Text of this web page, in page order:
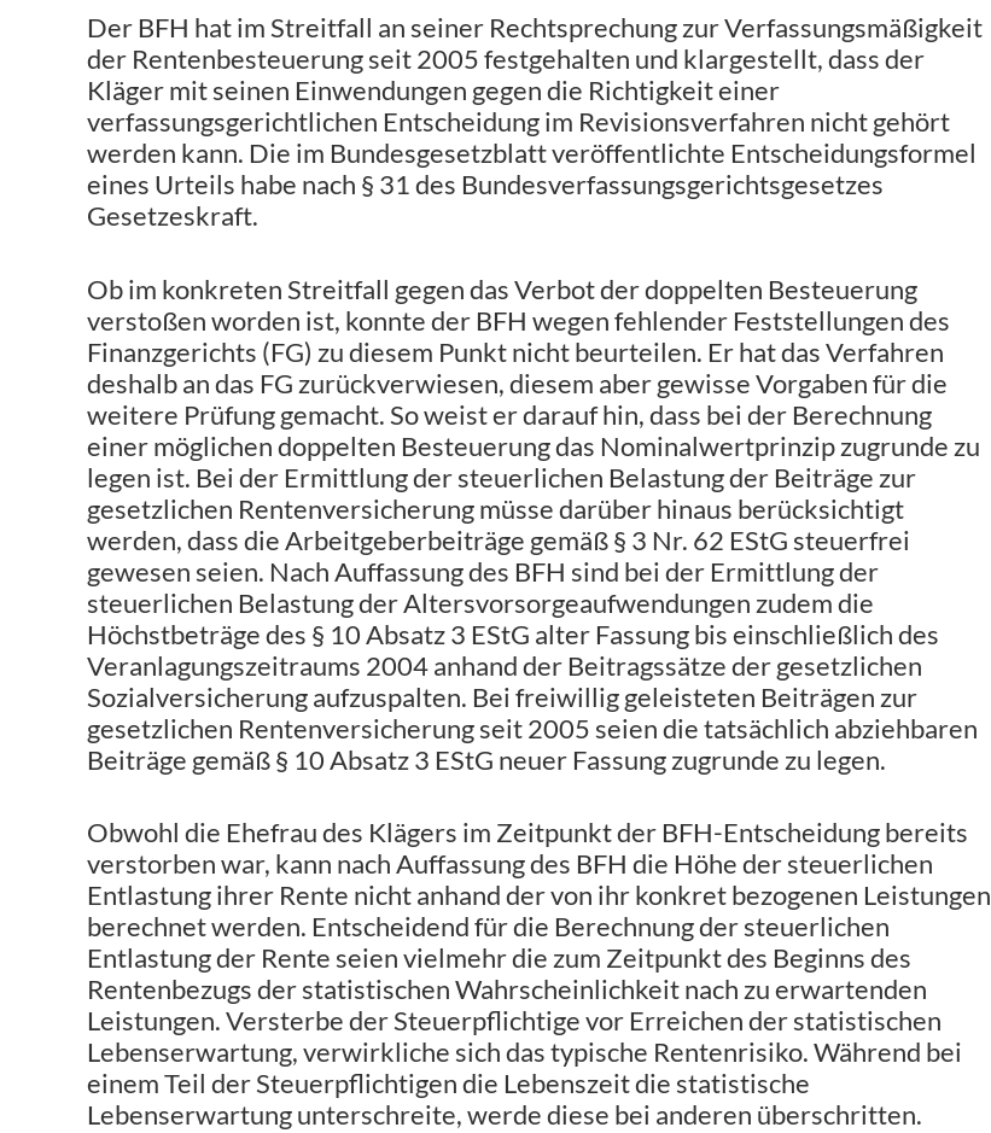
Der BFH hat im Streitfall an seiner Rechtsprechung zur Verfassungsmäßigkeit
der Rentenbesteuerung seit 2005 festgehalten und klargestellt, dass der
Kläger mit seinen Einwendungen gegen die Richtigkeit einer
verfassungsgerichtlichen Entscheidung im Revisionsverfahren nicht gehört
werden kann. Die im Bundesgesetzblatt veröffentlichte Entscheidungsformel
eines Urteils habe nach § 31 des Bundesverfassungsgerichtsgesetzes
Gesetzeskraft.
Ob im konkreten Streitfall gegen das Verbot der doppelten Besteuerung
verstoßen worden ist, konnte der BFH wegen fehlender Feststellungen des
Finanzgerichts (FG) zu diesem Punkt nicht beurteilen. Er hat das Verfahren
deshalb an das FG zurückverwiesen, diesem aber gewisse Vorgaben für die
weitere Prüfung gemacht. So weist er darauf hin, dass bei der Berechnung
einer möglichen doppelten Besteuerung das Nominalwertprinzip zugrunde zu
legen ist. Bei der Ermittlung der steuerlichen Belastung der Beiträge zur
gesetzlichen Rentenversicherung müsse darüber hinaus berücksichtigt
werden, dass die Arbeitgeberbeiträge gemäß § 3 Nr. 62 EStG steuerfrei
gewesen seien. Nach Auffassung des BFH sind bei der Ermittlung der
steuerlichen Belastung der Altersvorsorgeaufwendungen zudem die
Höchstbeträge des § 10 Absatz 3 EStG alter Fassung bis einschließlich des
Veranlagungszeitraums 2004 anhand der Beitragssätze der gesetzlichen
Sozialversicherung aufzuspalten. Bei freiwillig geleisteten Beiträgen zur
gesetzlichen Rentenversicherung seit 2005 seien die tatsächlich abziehbaren
Beiträge gemäß § 10 Absatz 3 EStG neuer Fassung zugrunde zu legen.
Obwohl die Ehefrau des Klägers im Zeitpunkt der BFH-Entscheidung bereits
verstorben war, kann nach Auffassung des BFH die Höhe der steuerlichen
Entlastung ihrer Rente nicht anhand der von ihr konkret bezogenen Leistungen
berechnet werden. Entscheidend für die Berechnung der steuerlichen
Entlastung der Rente seien vielmehr die zum Zeitpunkt des Beginns des
Rentenbezugs der statistischen Wahrscheinlichkeit nach zu erwartenden
Leistungen. Versterbe der Steuerpflichtige vor Erreichen der statistischen
Lebenserwartung, verwirkliche sich das typische Rentenrisiko. Während bei
einem Teil der Steuerpflichtigen die Lebenszeit die statistische
Lebenserwartung unterschreite, werde diese bei anderen überschritten.